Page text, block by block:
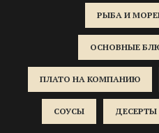
РЫБА И
ОСНОВНЫЕ
ПЛАТО НА КОМПАНИЮ
СОУСЫ ДЕСЕРТЫ